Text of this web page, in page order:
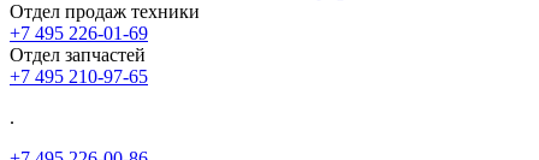
Отдел продаж техники
+7 495 226-01-69
Отдел запчастей
+7 495 210-97-65
.